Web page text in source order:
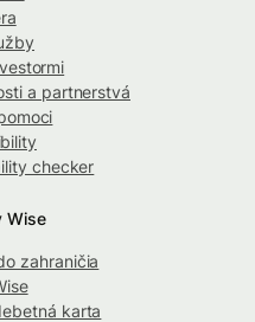
a partnerstvá
checker
Wise
zahraničia
karta